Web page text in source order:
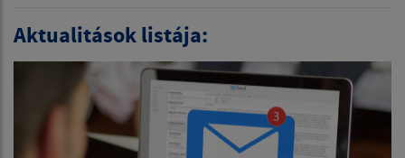
Aktualitások listája: